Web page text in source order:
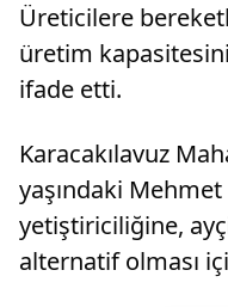
Üreticilere
üretim
ifade etti.
Karacakılavuz
yaşındaki
yetiştiriciliğine,
alternatif olması